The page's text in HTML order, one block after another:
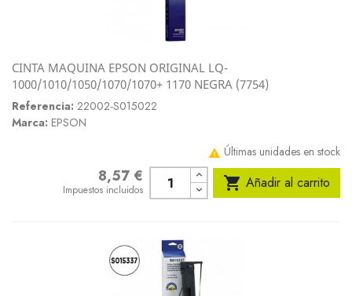
CINTA MAQUINA EPSON ORIGINAL LQ-
1000/1010/1050/1070/1070+ 1170 NEGRA (7754)
Referencia: 22002-S015022
Marca: EPSON
 Últimas unidades en stock
8,57 €
Impuestos incluidos  Añadir al carrito